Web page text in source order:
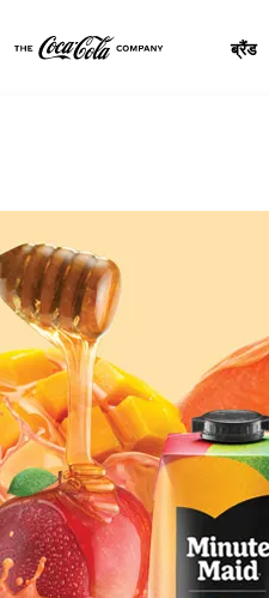
ब्रैंड